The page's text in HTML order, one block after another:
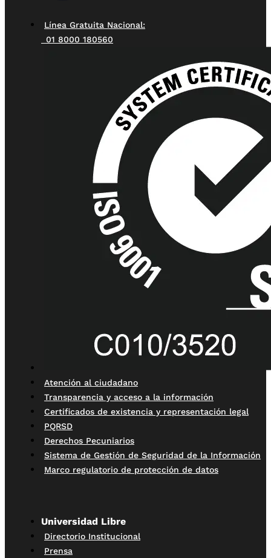
Línea Gratuita Nacional:
01 8000 180560
Atención al ciudadano
Transparencia y acceso a la información
Certificados de existencia y representación legal
PQRSD
Derechos Pecuniarios
Sistema de Gestión de Seguridad de la Información
Marco regulatorio de protección de datos
Universidad Libre
Directorio Institucional
Prensa